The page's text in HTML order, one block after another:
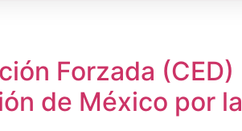
Forzada (CED)
de México por la